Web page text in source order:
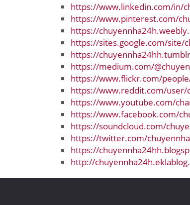
https://www.linkedin.com/in/
https://www.pinterest.com/
https://
https://sites.google.com/site/
https://
https://medium.com/
https://www.flickr.com/
https://www.reddit.com/user/
https://www.youtube.com/
https://www.facebook.com/
https://soundcloud.com/
https://twitter.com/
https://
http://